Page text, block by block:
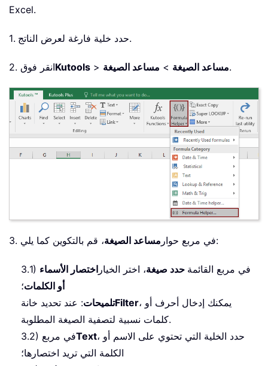
Excel.
1. حدد خلية فارغة لعرض الناتج.
2. انقر فوقKutools > مساعد الصيغة > مساعد الصيغة .
3. في مربع حوار مساعد الصيغة ، قم بالتكوين كما يلي:
3.1) في مربع القائمة حدد صيغة، اختر الخيار اختصار الأسماء
أو الكلمات؛
تلميحات: عند تحديد خانة Filter، يمكنك إدخال أحرف أو
كلمات نسبية لتصفية الصيغة المطلوبة.
3.2) في مربعText، حدد الخلية التي تحتوي على الاسم أو
الكلمة التي تريد اختصارها؛